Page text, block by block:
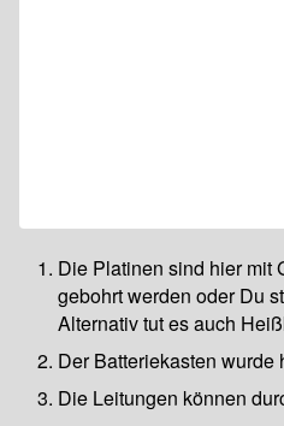
Die Platinen sind hier mit
gebohrt werden oder Du
Alternativ tut es auch
Der Batteriekasten
Die Leitungen können